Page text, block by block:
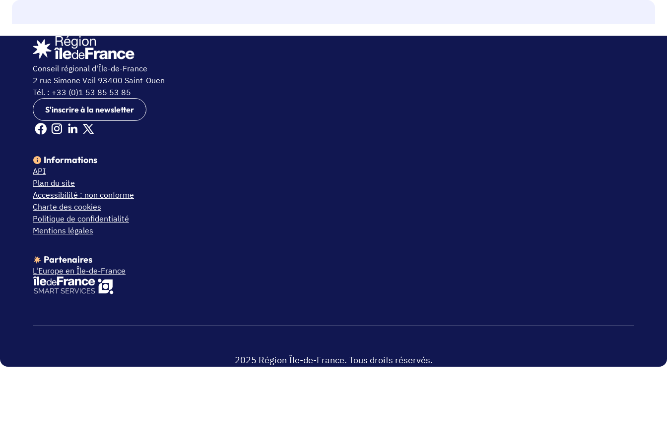
Conseil régional d'Île-de-France
2 rue Simone Veil 93400 Saint-Ouen
Tél. : +33 (0)1 53 85 53 85
S'inscrire à la newsletter
Facebook Ile de France (nouvelle fenêtre)
Instagram Ile de France (nouvelle fenêtre)
Linkedin Ile de France (nouvelle fenêtre)
X Ile de France (nouvelle fenêtre)
Informations
API
Plan du site
Accessibilité : non conforme
Charte des cookies
Politique de confidentialité
Mentions légales
Partenaires
L'Europe en Île-de-France
2025 Région Île-de-France. Tous droits réservés.